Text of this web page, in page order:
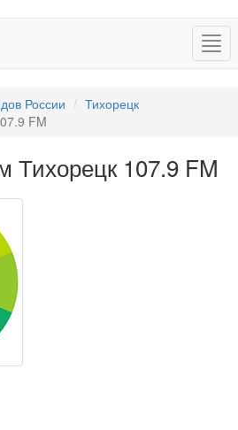
России
Тихорецк
FM
107.9 FM